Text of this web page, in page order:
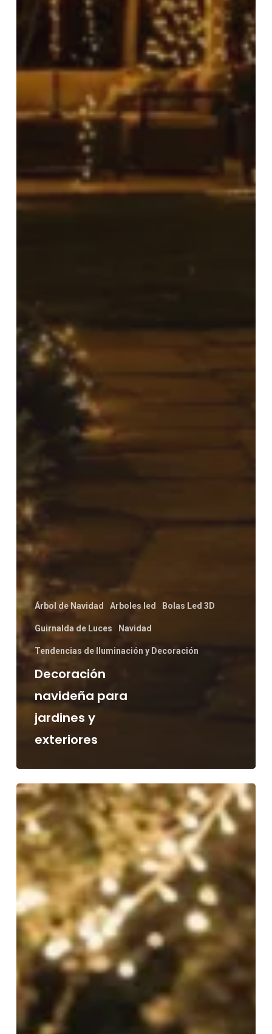
Árbol de Navidad Arboles led Bolas Led 3D
Guirnalda de Luces Navidad
Tendencias de Iluminación y Decoración
Decoración
navideña para
jardines y
exteriores
CELEBRA
SAN
VALENTÍN
TODOS
LOS
DIAS
DEL
AÑO